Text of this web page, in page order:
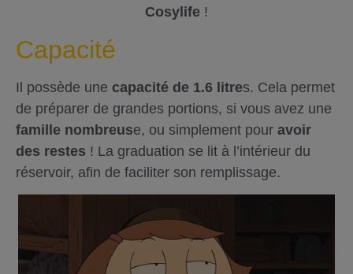
Cosylife !
Capacité
Il possède une capacité de 1.6 litres. Cela permet
de préparer de grandes portions, si vous avez une
famille nombreuse, ou simplement pour avoir
des restes ! La graduation se lit à l’intérieur du
réservoir, afin de faciliter son remplissage.